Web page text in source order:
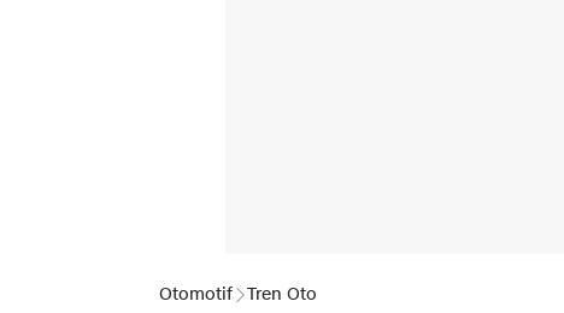
Otomotif Tren Oto